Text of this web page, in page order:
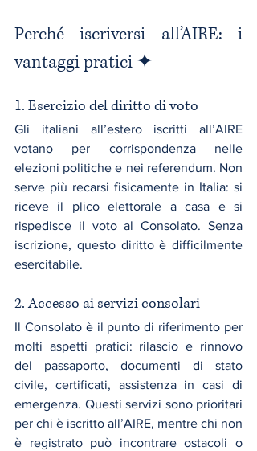
Perché iscriversi all’AIRE: i
vantaggi pratici ✦
1. Esercizio del diritto di voto
Gli italiani all’estero iscritti all’AIRE
votano per corrispondenza nelle
elezioni politiche e nei referendum. Non
serve più recarsi fisicamente in Italia: si
riceve il plico elettorale a casa e si
rispedisce il voto al Consolato. Senza
iscrizione, questo diritto è difficilmente
esercitabile.
2. Accesso ai servizi consolari
Il Consolato è il punto di riferimento per
molti aspetti pratici: rilascio e rinnovo
del passaporto, documenti di stato
civile, certificati, assistenza in casi di
emergenza. Questi servizi sono prioritari
per chi è iscritto all’AIRE, mentre chi non
è registrato può incontrare ostacoli o